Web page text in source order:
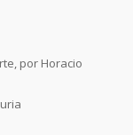
por Horacio